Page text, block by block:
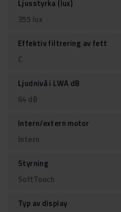
Ljusstyrka (lux)
355 lux
Effektiv filtrering av fett
C
Ljudnivå i LWA dB
64 dB
Intern/extern motor
Intern
Styrning
SoftTouch
Typ av display